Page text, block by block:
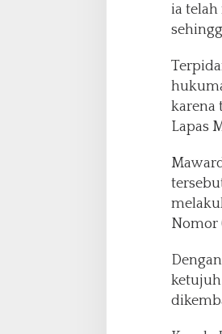
ia
karena
Lapas
Nomor